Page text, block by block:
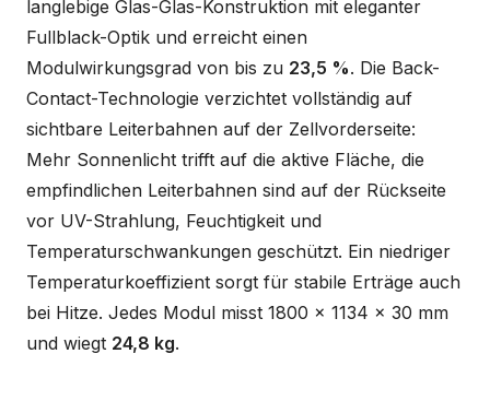
langlebige Glas-Glas-Konstruktion mit eleganter
Fullblack-Optik und erreicht einen
Modulwirkungsgrad von bis zu 23,5 %. Die Back-
Contact-Technologie verzichtet vollständig auf
sichtbare Leiterbahnen auf der Zellvorderseite:
Mehr Sonnenlicht trifft auf die aktive Fläche, die
empfindlichen Leiterbahnen sind auf der Rückseite
vor UV-Strahlung, Feuchtigkeit und
Temperaturschwankungen geschützt. Ein niedriger
Temperaturkoeffizient sorgt für stabile Erträge auch
bei Hitze. Jedes Modul misst 1800 x 1134 x 30 mm
und wiegt 24,8 kg.